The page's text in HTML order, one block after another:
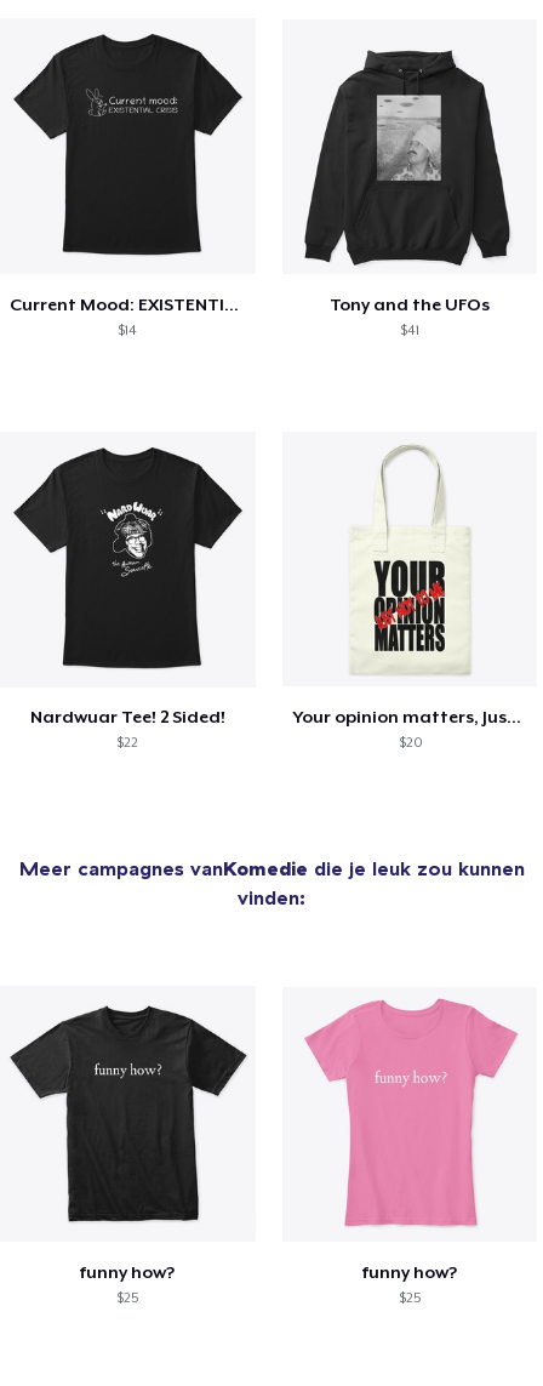
Current Mood: EXISTENTIAL CRISIS
$14
Tony and the UFOs
$41
Nardwuar Tee! 2 Sided!
$22
Your opinion matters, Just not to me!
$20
Meer campagnes vanKomedie die je leuk zou kunnen
vinden:
funny how?
$25
funny how?
$25